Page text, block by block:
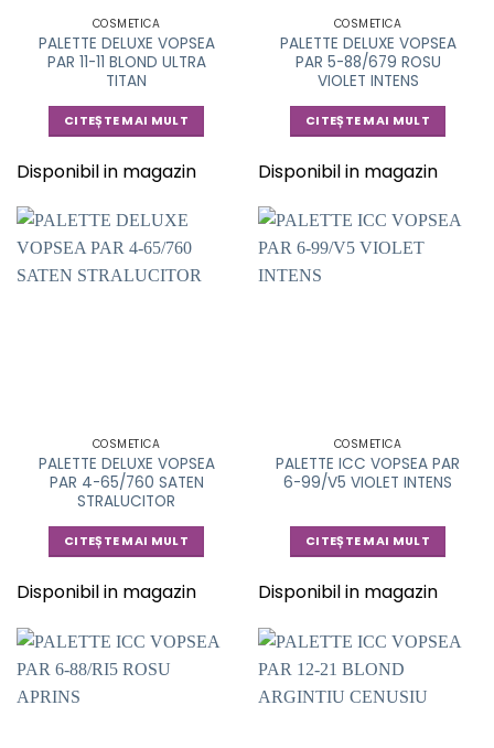
COSMETICA
PALETTE DELUXE VOPSEA
PAR 11-11 BLOND ULTRA
TITAN
CITEȘTE MAI MULT
Disponibil in magazin
COSMETICA
PALETTE DELUXE VOPSEA
PAR 5-88/679 ROSU
VIOLET INTENS
CITEȘTE MAI MULT
Disponibil in magazin
COSMETICA
PALETTE DELUXE VOPSEA
PAR 4-65/760 SATEN
STRALUCITOR
CITEȘTE MAI MULT
Disponibil in magazin
COSMETICA
PALETTE ICC VOPSEA PAR
6-99/V5 VIOLET INTENS
CITEȘTE MAI MULT
Disponibil in magazin